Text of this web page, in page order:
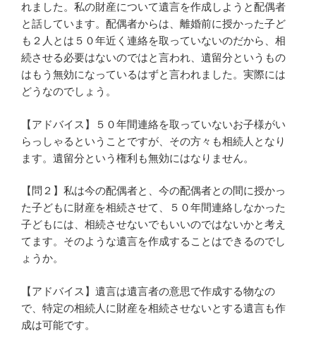
れました。私の財産について遺言を作成しようと配偶者
と話しています。配偶者からは、離婚前に授かった子ど
も２人とは５０年近く連絡を取っていないのだから、相
続させる必要はないのではと言われ、遺留分というもの
はもう無効になっているはずと言われました。実際には
どうなのでしょう。
【アドバイス】５０年間連絡を取っていないお子様がい
らっしゃるということですが、その方々も相続人となり
ます。遺留分という権利も無効にはなりません。
【問２】私は今の配偶者と、今の配偶者との間に授かっ
た子どもに財産を相続させて、５０年間連絡しなかった
子どもには、相続させないでもいいのではないかと考え
てます。そのような遺言を作成することはできるのでし
ょうか。
【アドバイス】遺言は遺言者の意思で作成する物なの
で、特定の相続人に財産を相続させないとする遺言も作
成は可能です。